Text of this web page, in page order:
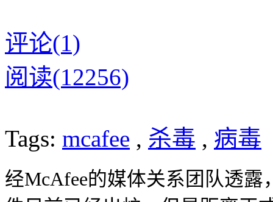
评论(1)
阅读(12256)
Tags: mcafee , 杀毒 , 病毒
经McAfee的媒体关系团队透露